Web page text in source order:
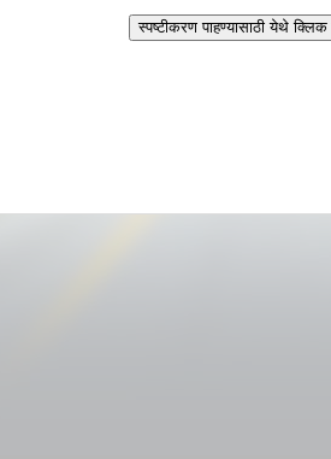
स्पष्टीकरण पाहण्यासाठी येथे